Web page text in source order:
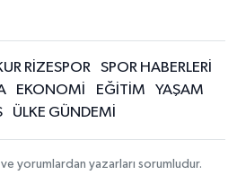
RİZESPOR
SPOR HABERLERİ
EKONOMİ EĞİTİM
YAŞAM
ÜLKE GÜNDEMİ
yorumlardan yazarları sorumludur.